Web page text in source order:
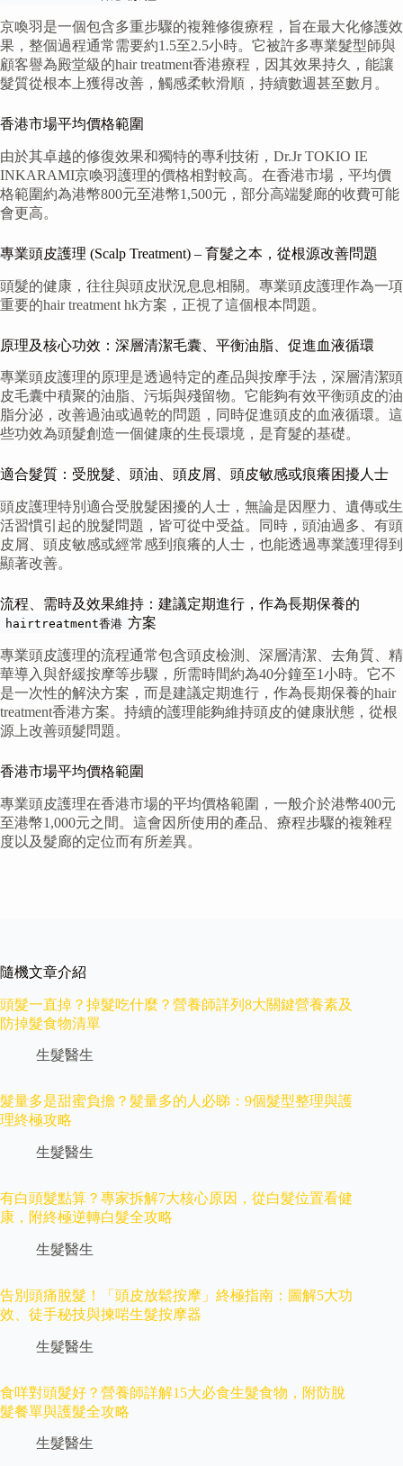
京喚羽是一個包含多重步驟的複雜修復療程，旨在最大化修護效
果，整個過程通常需要約1.5至2.5小時。它被許多專業髮型師與
顧客譽為殿堂級的hair treatment香港療程，因其效果持久，能讓
髮質從根本上獲得改善，觸感柔軟滑順，持續數週甚至數月。
香港市場平均價格範圍
由於其卓越的修復效果和獨特的專利技術，Dr.Jr TOKIO IE
INKARAMI京喚羽護理的價格相對較高。在香港市場，平均價
格範圍約為港幣800元至港幣1,500元，部分高端髮廊的收費可能
會更高。
專業頭皮護理 (Scalp Treatment) – 育髮之本，從根源改善問題
頭髮的健康，往往與頭皮狀況息息相關。專業頭皮護理作為一項
重要的hair treatment hk方案，正視了這個根本問題。
原理及核心功效：深層清潔毛囊、平衡油脂、促進血液循環
專業頭皮護理的原理是透過特定的產品與按摩手法，深層清潔頭
皮毛囊中積聚的油脂、污垢與殘留物。它能夠有效平衡頭皮的油
脂分泌，改善過油或過乾的問題，同時促進頭皮的血液循環。這
些功效為頭髮創造一個健康的生長環境，是育髮的基礎。
適合髮質：受脫髮、頭油、頭皮屑、頭皮敏感或痕癢困擾人士
頭皮護理特別適合受脫髮困擾的人士，無論是因壓力、遺傳或生
活習慣引起的脫髮問題，皆可從中受益。同時，頭油過多、有頭
皮屑、頭皮敏感或經常感到痕癢的人士，也能透過專業護理得到
顯著改善。
流程、需時及效果維持：建議定期進行，作為長期保養的
hairtreatment香港 方案
專業頭皮護理的流程通常包含頭皮檢測、深層清潔、去角質、精
華導入與舒緩按摩等步驟，所需時間約為40分鐘至1小時。它不
是一次性的解決方案，而是建議定期進行，作為長期保養的hair
treatment香港方案。持續的護理能夠維持頭皮的健康狀態，從根
源上改善頭髮問題。
香港市場平均價格範圍
專業頭皮護理在香港市場的平均價格範圍，一般介於港幣400元
至港幣1,000元之間。這會因所使用的產品、療程步驟的複雜程
度以及髮廊的定位而有所差異。
隨機文章介紹
頭髮一直掉？掉髮吃什麼？營養師詳列8大關鍵營養素及
防掉髮食物清單
生髮醫生
髮量多是甜蜜負擔？髮量多的人必睇：9個髮型整理與護
理終極攻略
生髮醫生
有白頭髮點算？專家拆解7大核心原因，從白髮位置看健
康，附終極逆轉白髮全攻略
生髮醫生
告別頭痛脫髮！「頭皮放鬆按摩」終極指南：圖解5大功
效、徒手秘技與揀啱生髮按摩器
生髮醫生
食咩對頭髮好？營養師詳解15大必食生髮食物，附防脫
髮餐單與護髮全攻略
生髮醫生